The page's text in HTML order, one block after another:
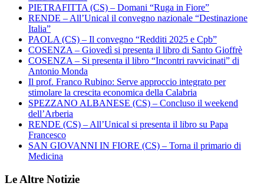
PIETRAFITTA (CS) – Domani “Ruga in Fiore”
RENDE – All’Unical il convegno nazionale “Destinazione
Italia”
PAOLA (CS) – Il convegno “Redditi 2025 e Cpb”
COSENZA – Giovedì si presenta il libro di Santo Gioffrè
COSENZA – Si presenta il libro “Incontri ravvicinati” di
Antonio Monda
Il prof. Franco Rubino: Serve approccio integrato per
stimolare la crescita economica della Calabria
SPEZZANO ALBANESE (CS) – Concluso il weekend
dell’Arberia
RENDE (CS) – All’Unical si presenta il libro su Papa
Francesco
SAN GIOVANNI IN FIORE (CS) – Torna il primario di
Medicina
Le Altre Notizie